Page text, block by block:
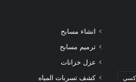
انشاء مسابح
ترميم مسابح
عزل خزانات
كشف تسربات المياه